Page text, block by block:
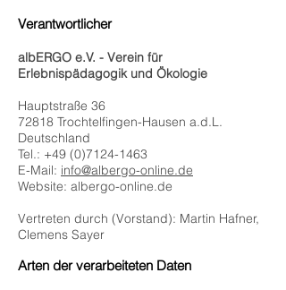
Verantwortlicher
albERGO e.V. - Verein für
Erlebnispädagogik und Ökologie
Hauptstraße 36
72818 Trochtelfingen-Hausen a.d.L.
Deutschland
Tel.: +49 (0)7124-1463
E-Mail: info@albergo-online.de
Website: albergo-online.de
Vertreten durch (Vorstand): Martin Hafner,
Clemens Sayer
Arten der verarbeiteten Daten